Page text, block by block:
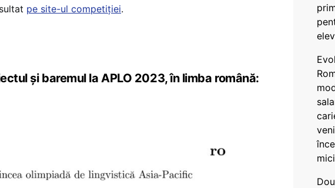
pe site-ul competiției.
și baremul la APLO 2023, în limba română: